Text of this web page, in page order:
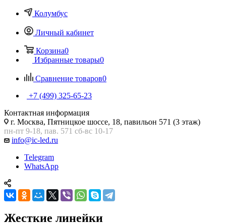
Колумбус
Личный кабинет
Корзина0
Избранные товары0
Сравнение товаров0
+7 (499) 325-65-23
Контактная информация
г. Москва, Пятницкое шоссе, 18, павильон 571 (3 этаж)
пн-пт 9-18, пав. 571 сб-вс 10-17
info@ic-led.ru
Telegram
WhatsApp
Жесткие линейки